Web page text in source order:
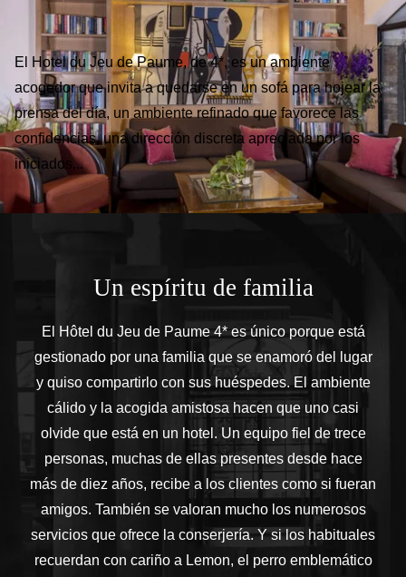
El Hotel du Jeu de Paume, de 4*, es un ambiente
acogedor que invita a quedarse en un sofá para hojear la
prensa del día, un ambiente refinado que favorece las
confidencias, una dirección discreta apreciada por los
iniciados...
Un espíritu de familia
El Hôtel du Jeu de Paume 4* es único porque está
gestionado por una familia que se enamoró del lugar
y quiso compartirlo con sus huéspedes. El ambiente
cálido y la acogida amistosa hacen que uno casi
olvide que está en un hotel. Un equipo fiel de trece
personas, muchas de ellas presentes desde hace
más de diez años, recibe a los clientes como si fueran
amigos. También se valoran mucho los numerosos
servicios que ofrece la conserjería. Y si los habituales
recuerdan con cariño a Lemon, el perro emblemático